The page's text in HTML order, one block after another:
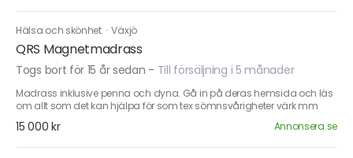
Hälsa och skönhet ·Växjö
QRS Magnetmadrass
Togs bort för 15 år sedan - Till försäljning i 5 månader
Madrass inklusive penna och dyna. Gå in på deras hemsida och läs
om allt som det kan hjälpa för som tex sömnsvårigheter värk mm
15 000 kr Annonsera.se